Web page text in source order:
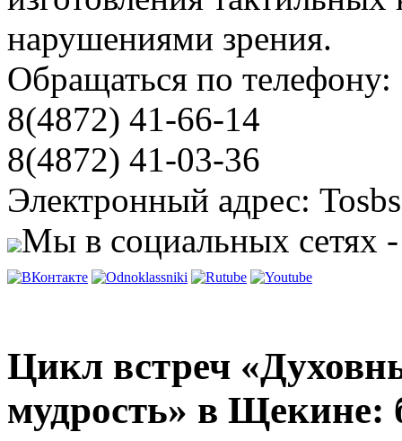
нарушениями зрения.
Обращаться по телефону:
8(4872) 41-66-14
8(4872) 41-03-36
Электронный адрес:
Мы в социальных сетях
Цикл встреч
мудрость» в Щекине: